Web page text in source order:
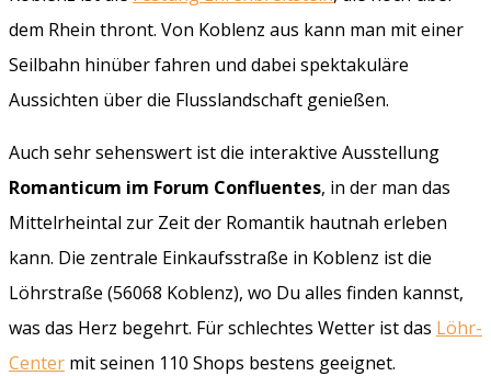
dem Rhein thront. Von Koblenz aus kann man mit einer
Seilbahn hinüber fahren und dabei spektakuläre
Aussichten über die Flusslandschaft genießen.
Auch sehr sehenswert ist die interaktive Ausstellung
Romanticum im Forum Confluentes, in der man das
Mittelrheintal zur Zeit der Romantik hautnah erleben
kann. Die zentrale Einkaufsstraße in Koblenz ist die
Löhrstraße (56068 Koblenz), wo Du alles finden kannst,
was das Herz begehrt. Für schlechtes Wetter ist das Löhr-
Center mit seinen 110 Shops bestens geeignet.